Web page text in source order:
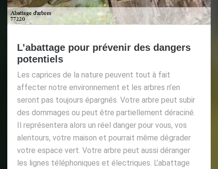
L’abattage pour prévenir des dangers
potentiels
Les caprices de la nature peuvent tout à fait
affecter notre environnement et les arbres n’en
seront pas toujours épargnés. Votre arbre peut subir
des dommages ou peut être partiellement déraciné.
Il représentera alors un réel danger pour vous, vos
alentours, votre maison et pourrait même dégrader
votre espace vert. Votre arbre peut aussi déranger
les lignes téléphoniques et électriques. L’abattage